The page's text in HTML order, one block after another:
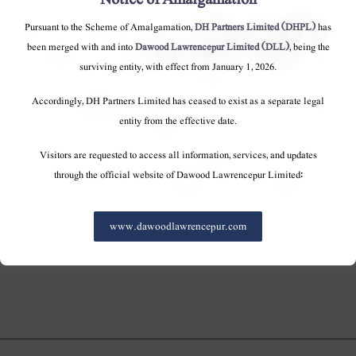
Pursuant to the Scheme of Amalgamation,DH Partners Limited (DHPL)has
been merged with and intoDawood Lawrencepur Limited (DLL), being the
surviving entity, with effect from January 1, 2026.
Accordingly, DH Partners Limited has ceased to exist as a separate legal
entity from the effective date.
Visitors are requested to access all information, services, and updates
through the official website of Dawood Lawrencepur Limited:
www.dawoodlawrencepur.com
١٢ ستمبر ، ٢٠١٢: حب پاور کمپنی لمیٹڈ (حبکو) میں
ڈی ایچ فرٹیلائزرز لمیٹڈ کی مجموعی شیئر ہولڈنگ
١٠.١٢ فیصد ہوگئی۔ منگل کو کراچی اسٹاک
ایکسچینج کو ارسال کی گئی ایک معلومات میں کہا
گیا ہے کہ "ڈی ایچ فرٹیلائزرز لمیٹڈ نے پہلے ہی
رکھے ہوئے ١١٢٢٦٠٠٠٠ عام حصص کے علاوہ حبکو کے
شیئرز اور ٹیک اوور کے خاطر خواہ حصول) ضابطے کے مطابق
حصص کے حصول ٢٠٠٨ کو اسی کمپنی میں مذکورہ کمپنی
اور اسٹاک کو ظاہر کرنے کی ضرورت ہے تبادلے